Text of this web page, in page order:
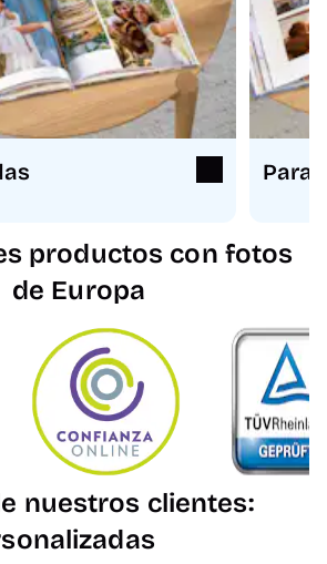
Para
productos con fotos
de Europa
nuestros clientes: